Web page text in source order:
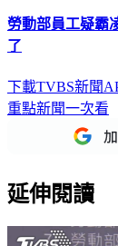
勞動部員工疑霸
下載TVBS新聞
重點新聞一次看